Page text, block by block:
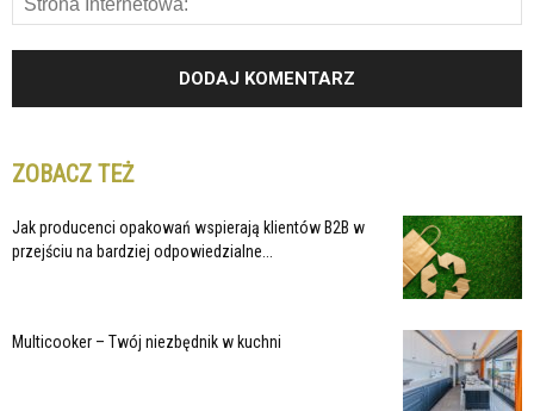
ZOBACZ TEŻ
Jak producenci opakowań wspierają klientów B2B w
przejściu na bardziej odpowiedzialne...
Multicooker – Twój niezbędnik w kuchni